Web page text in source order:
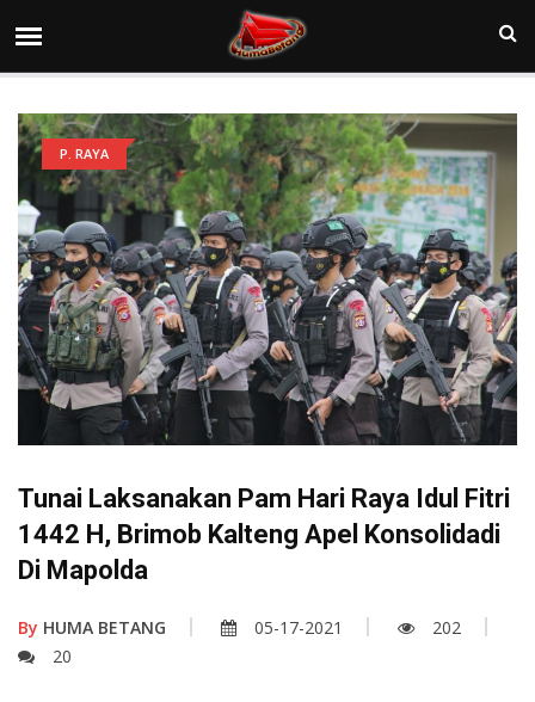
P. RAYA
Tunai Laksanakan Pam Hari Raya Idul Fitri
1442 H, Brimob Kalteng Apel Konsolidadi
Di Mapolda
By HUMA BETANG 05-17-2021
202
20